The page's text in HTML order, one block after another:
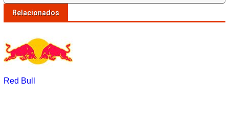
Relacionados
Red Bull